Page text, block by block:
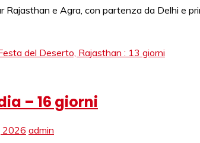
Rajasthan e Agra, con partenza da Delhi e
– 16 giorni
2026 admin